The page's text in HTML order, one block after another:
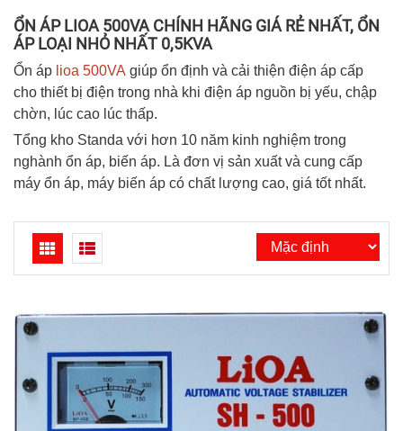
ỔN ÁP LIOA 500VA CHÍNH HÃNG GIÁ RẺ NHẤT, ỔN
ÁP LOẠI NHỎ NHẤT 0,5KVA
Ổn áp lioa 500VA giúp ổn định và cải thiện điện áp cấp
cho thiết bị điện trong nhà khi điện áp nguồn bị yếu, chập
chờn, lúc cao lúc thấp.
Tổng kho Standa với hơn 10 năm kinh nghiệm trong
nghành ổn áp, biến áp. Là đơn vị sản xuất và cung cấp
máy ổn áp, máy biến áp có chất lượng cao, giá tốt nhất.